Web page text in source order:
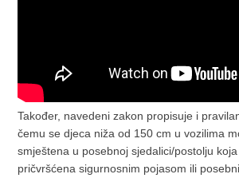
Također, navedeni zakon propisuje i
čemu se djeca niža od 150 cm u vozilima
smještena u posebnoj sjedalici/postolju
pričvršćena sigurnosnim pojasom ili